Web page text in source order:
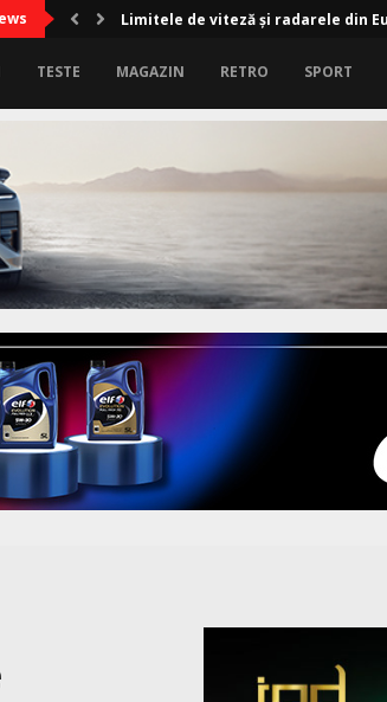
Limitele de viteză și radarele din
TESTE MAGAZIN RETRO SPORT